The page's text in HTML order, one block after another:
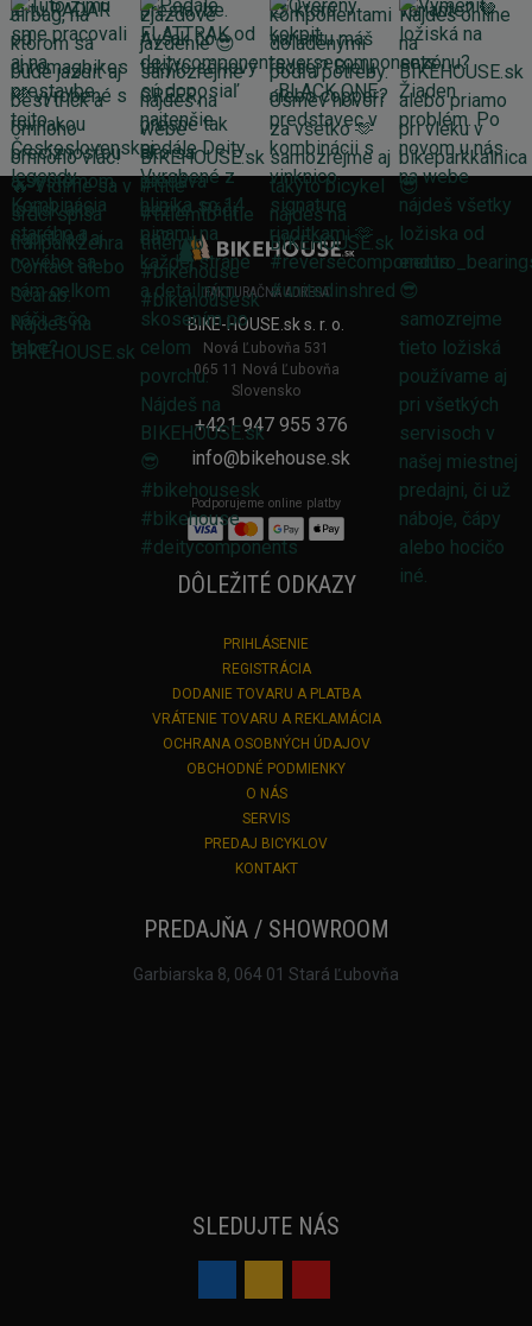
FAKTURAČNÁ ADRESA
BIKE-HOUSE.sk s. r. o.
Nová Ľubovňa 531
065 11 Nová Ľubovňa
Slovensko
+421 947 955 376
info@bikehouse.sk
Podporujeme online platby
DÔLEŽITÉ ODKAZY
PRIHLÁSENIE
REGISTRÁCIA
DODANIE TOVARU A PLATBA
VRÁTENIE TOVARU A REKLAMÁCIA
OCHRANA OSOBNÝCH ÚDAJOV
OBCHODNÉ PODMIENKY
O NÁS
SERVIS
PREDAJ BICYKLOV
KONTAKT
PREDAJŇA / SHOWROOM
Garbiarska 8, 064 01 Stará Ľubovňa
SLEDUJTE NÁS